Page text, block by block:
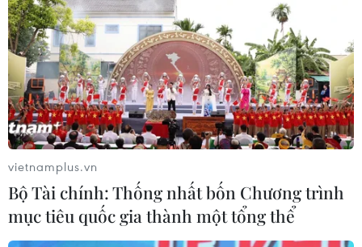
vietnamplus.vn
Bộ Tài chính: Thống nhất bốn Chương trình
mục tiêu quốc gia thành một tổng thể